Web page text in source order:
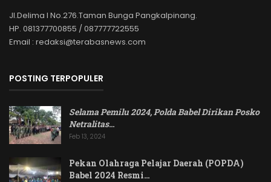
Jl.Delima I No.276.Taman Bunga Pangkalpinang.
HP. 081377700855 / 087777722555
Email : redaksi@terabasnews.com
POSTING TERPOPULER
Selama Pemilu 2024, Polda Babel Dirikan Posko
Netralitas…
Feb 13, 2024
Pekan Olahraga Pelajar Daerah (POPDA)
Babel 2024 Resmi…